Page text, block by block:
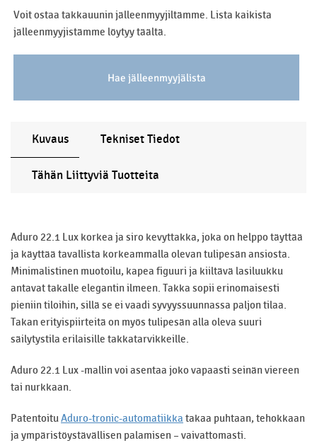
Voit ostaa takkauunin jälleenmyyjiltämme. Lista kaikista
jälleenmyyjistämme löytyy täältä.
Hae jälleenmyyjälista
Kuvaus Tekniset Tiedot
Tähän Liittyviä Tuotteita
Aduro 22.1 Lux korkea ja siro kevyttakka, joka on helppo täyttää
ja käyttää tavallista korkeammalla olevan tulipesän ansiosta.
Minimalistinen muotoilu, kapea figuuri ja kiiltävä lasiluukku
antavat takalle elegantin ilmeen. Takka sopii erinomaisesti
pieniin tiloihin, sillä se ei vaadi syvyyssuunnassa paljon tilaa.
Takan erityispiirteitä on myös tulipesän alla oleva suuri
säilytystila erilaisille takkatarvikkeille.
Aduro 22.1 Lux -mallin voi asentaa joko vapaasti seinän viereen
tai nurkkaan.
PatentoituAduro-tronic-automatiikka takaa puhtaan, tehokkaan
ja ympäristöystävällisen palamisen – vaivattomasti.